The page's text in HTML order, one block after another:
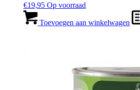
€19,95 Op voorraad
Toevoegen aan winkelwagen